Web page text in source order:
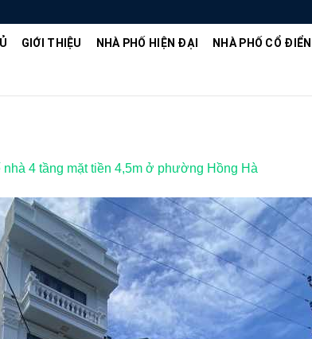
GIỚI THIỆU NHÀ PHỐ HIỆN ĐẠI NHÀ PHỐ CỔ ĐIỂN
nhà 4 tầng mặt tiền 4,5m ở phường Hồng Hà